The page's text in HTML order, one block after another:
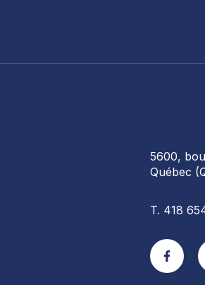
5600,
Québec
T. 418